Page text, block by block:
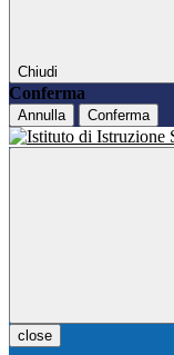
Chiudi
Conferma
Annulla Conferma
close